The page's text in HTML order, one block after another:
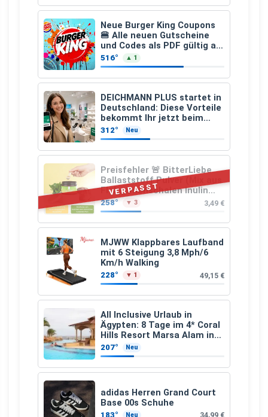
Neue Burger King Coupons
🍔 Alle neuen Gutscheine
und Codes als PDF gültig ab
25.07.2026 bis 04.09.2026
516° ▲ 1
DEICHMANN PLUS startet in
Deutschland: Diese Vorteile
bekommt Ihr jetzt beim
Schuhkauf
312° Neu
VERPASST
Preisfehler 🚨 BitterLiebe
Ballaststoff Pulver (Mix aus
Flohsamenschalen Inulin
(Präbiotika) Leinsamen &
Apfelfaser)
258° ▼ 3 3,49 €
MJWW Klappbares Laufband
mit 6 Steigung 3,8 Mph/6
Km/h Walking
228° ▼ 1 49,15 €
All Inclusive Urlaub in
Ägypten: 8 Tage im 4* Coral
Hills Resort Marsa Alam inkl.
Flüge ab 299 € p.P.
207° Neu
adidas Herren Grand Court
Base 00s Schuhe
183° Neu 34,99 €